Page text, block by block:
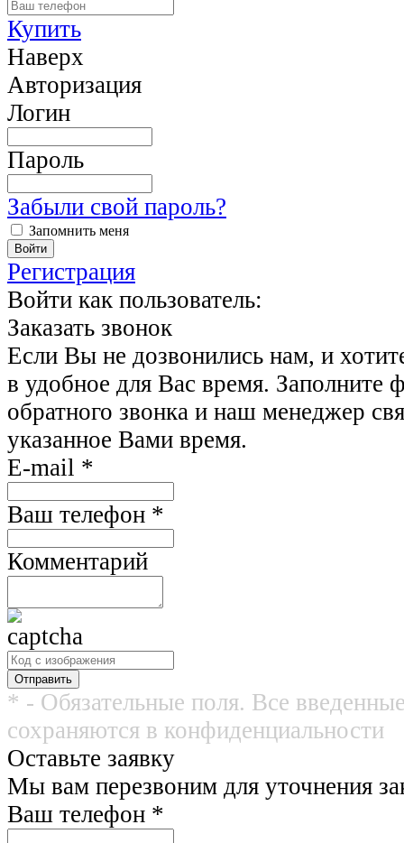
Купить
Наверх
Авторизация
Логин
Пароль
Забыли свой пароль?
Запомнить меня
Регистрация
Войти как пользователь:
Заказать звонок
Если Вы не дозвонились нам, и
в удобное для Вас время. Заполните
обратного звонка и наш менеджер
указанное Вами время.
E-mail *
Ваш телефон *
Комментарий
* - Обязательные поля. Все
сохраняются в конфиденциальности
Оставьте заявку
Мы вам перезвоним для уточнения
Ваш телефон *